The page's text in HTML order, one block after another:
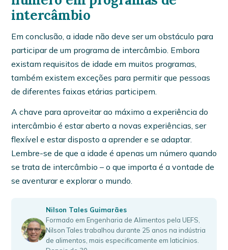
intercâmbio
Em conclusão, a idade não deve ser um obstáculo para
participar de um programa de intercâmbio. Embora
existam requisitos de idade em muitos programas,
também existem exceções para permitir que pessoas
de diferentes faixas etárias participem.
A chave para aproveitar ao máximo a experiência do
intercâmbio é estar aberto a novas experiências, ser
flexível e estar disposto a aprender e se adaptar.
Lembre-se de que a idade é apenas um número quando
se trata de intercâmbio – o que importa é a vontade de
se aventurar e explorar o mundo.
Nilson Tales Guimarães
Formado em Engenharia de Alimentos pela UEFS,
Nilson Tales trabalhou durante 25 anos na indústria
de alimentos, mais especificamente em laticínios.